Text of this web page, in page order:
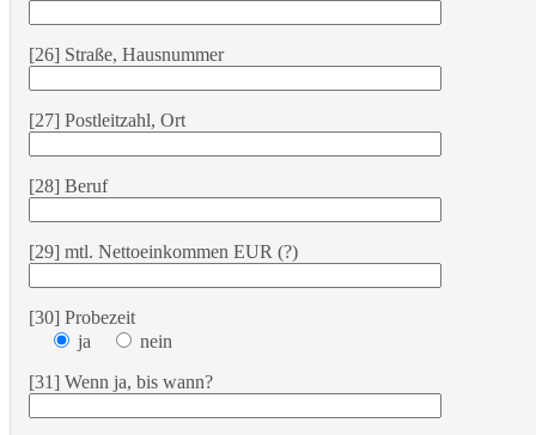
[26] Straße, Hausnummer
[27] Postleitzahl, Ort
[28] Beruf
[29] mtl. Nettoeinkommen EUR (?)
[30] Probezeit
ja
nein
[31] Wenn ja, bis wann?